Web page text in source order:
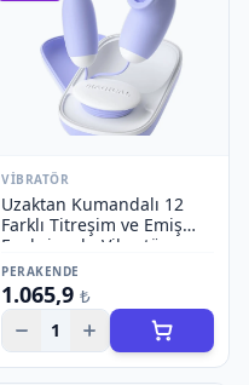
VIBRATÖR
Uzaktan Kumandalı 12
Farklı Titreşim ve Emiş
Fonksiyonlu Vibratör
PERAKENDE
1.065,9 ₺
1